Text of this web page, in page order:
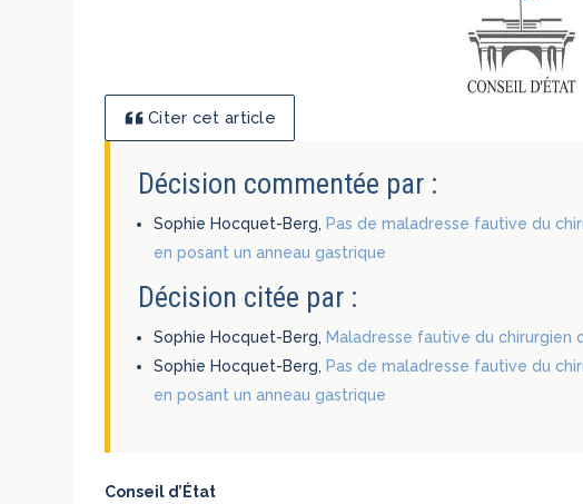
Citer cet article
Décision commentée par :
Sophie Hocquet-Berg,Pas de maladresse fautive du
en posant un anneau gastrique
Décision citée par :
Sophie Hocquet-Berg,Maladresse fautive du chirurgien
Sophie Hocquet-Berg,Pas de maladresse fautive du
en posant un anneau gastrique
Conseil d’État